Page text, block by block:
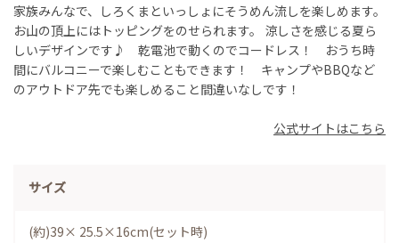
家族みんなで、しろくまといっしょにそうめん流しを楽しめます。
お山の頂上にはトッピングをのせられます。 涼しさを感じる夏ら
しいデザインです♪ 乾電池で動くのでコードレス！ おうち時
間にバルコニーで楽しむこともできます！ キャンプやBBQなど
のアウトドア先でも楽しめること間違いなしです！
公式サイトはこちら
サイズ
(約)39× 25.5×16cm(セット時)